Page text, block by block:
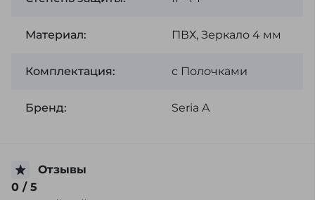
Материал: ПВХ, Зеркало 4 мм
Комплектация: с Полочками
Бренд: Seria A
Отзывы
0 / 5